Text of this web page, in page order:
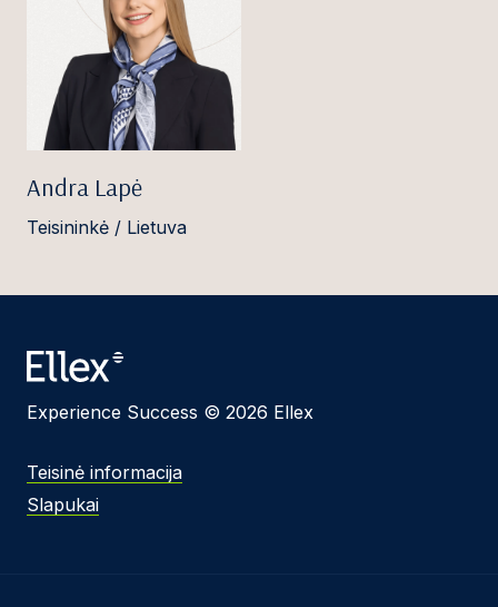
Andra Lapė
Teisininkė / Lietuva
Experience Success © 2026 Ellex
Teisinė informacija
Slapukai